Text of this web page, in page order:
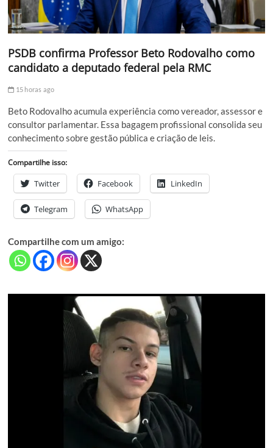
PSDB confirma Professor Beto Rodovalho como
candidato a deputado federal pela RMC
15 horas ago
Beto Rodovalho acumula experiência como vereador, assessor e
consultor parlamentar. Essa bagagem profissional consolida seu
conhecimento sobre gestão pública e criação de leis.
Compartilhe isso:
Twitter Facebook LinkedIn
Telegram WhatsApp
Compartilhe com um amigo: